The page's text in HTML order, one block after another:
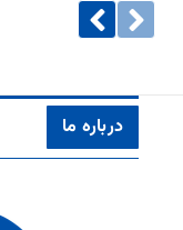
درباره ما